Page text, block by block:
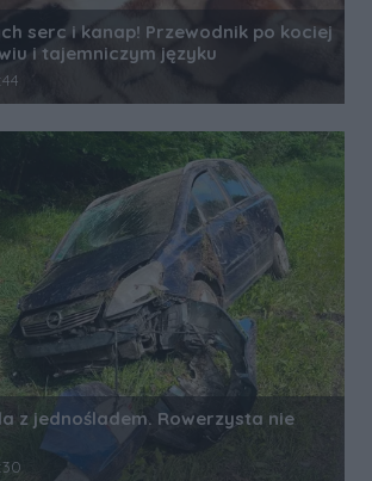
serc i kanap! Przewodnik po kociej
i tajemniczym języku
z jednośladem. Rowerzysta nie